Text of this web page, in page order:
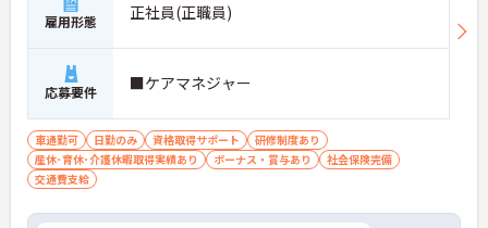
雇用形態 正社員(正職員)
応募要件 ■ケアマネジャー
車通勤可 日勤のみ 資格取得サポート
研修制度あり
産休･育休･介護休暇取得実績あり
ボーナス・賞与あり
社会保険完備
交通費支給